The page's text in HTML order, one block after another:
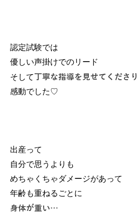
認定試験では
優しい声掛けでのリード
そして丁寧な指導を見せてくださり
感動でした♡
出産って
自分で思うよりも
めちゃくちゃダメージがあって
年齢も重ねるごとに
身体が重い…